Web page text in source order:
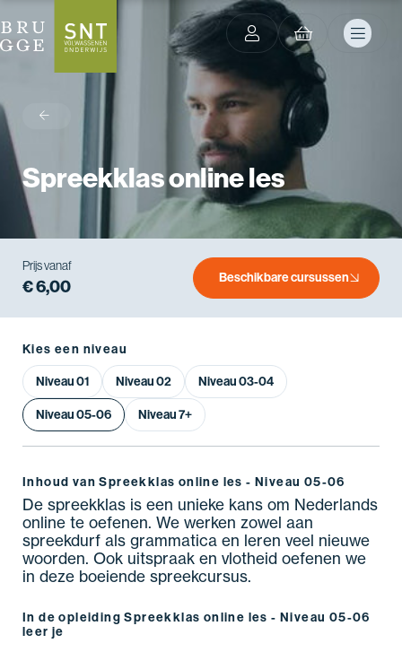
Prijs vanaf
€ 6,00 Beschikbare cursussen
Spreekklas online les
Kies een niveau
Niveau 01 Niveau 02 Niveau 03-04
Niveau 05-06 Niveau 7+
Inhoud van Spreekklas online les - Niveau 05-06
De spreekklas is een unieke kans om Nederlands
online te oefenen. We werken zowel aan
spreekdurf als grammatica en leren veel nieuwe
woorden. Ook uitspraak en vlotheid oefenen we
in deze boeiende spreekcursus.
In de opleiding Spreekklas online les - Niveau 05-06
leer je